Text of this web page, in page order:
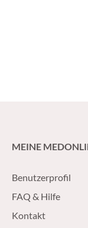
MEINE
Benutzerprofil
FAQ & Hilfe
Kontakt